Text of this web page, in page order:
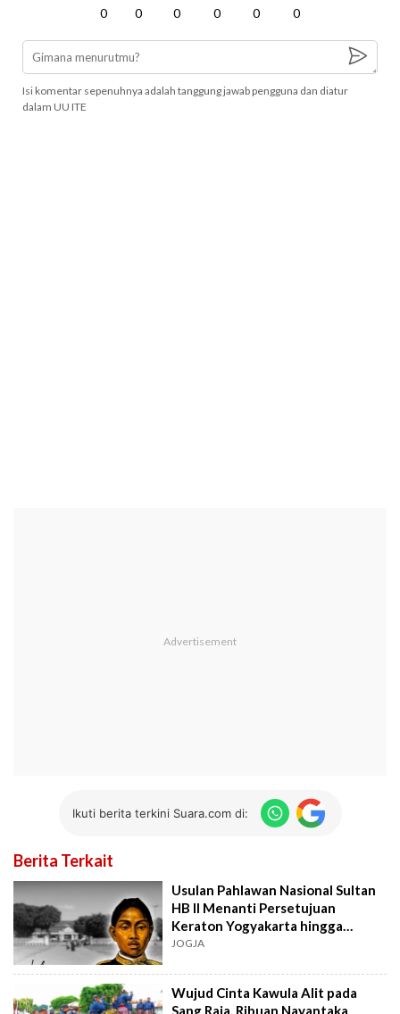
0 0 0 0 0 0
Isi komentar sepenuhnya adalah tanggung jawab pengguna dan diatur
dalam UU ITE
Ikuti berita terkini Suara.com di:
Berita Terkait
Usulan Pahlawan Nasional Sultan
HB II Menanti Persetujuan
Keraton Yogyakarta hingga
Presiden Prabowo
JOGJA
Wujud Cinta Kawula Alit pada
Sang Raja, Ribuan Nayantaka